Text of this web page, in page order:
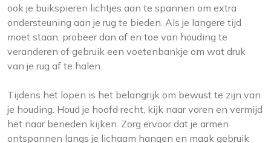
ook je buikspieren lichtjes aan te spannen om extra
ondersteuning aan je rug te bieden. Als je langere tijd
moet staan, probeer dan af en toe van houding te
veranderen of gebruik een voetenbankje om wat druk
van je rug af te halen.
Tijdens het lopen is het belangrijk om bewust te zijn van
je houding. Houd je hoofd recht, kijk naar voren en vermijd
het naar beneden kijken. Zorg ervoor dat je armen
ontspannen langs je lichaam hangen en maak gebruik